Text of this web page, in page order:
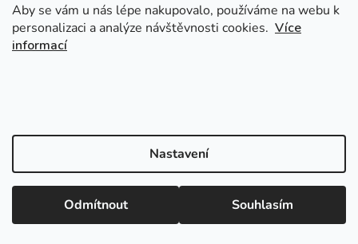
Aby se vám u nás lépe nakupovalo, používáme na webu k
personalizaci a analýze návštěvnosti cookies. Více
informací
Nastavení
Odmítnout Souhlasím